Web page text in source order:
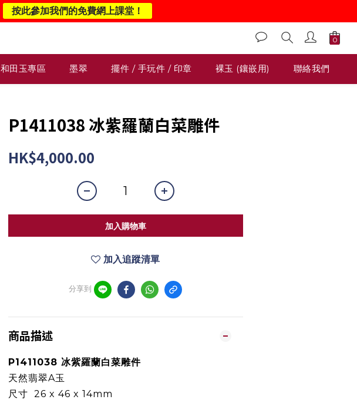
和田玉專區 墨翠 擺件 / 手玩件 / 印章 裸玉 (鑲嵌用) 聯絡我們
P1411038 冰紫羅蘭白菜雕件
HK$4,000.00
加入購物車
加入追蹤清單
分享到
商品描述
P1411038 冰紫羅蘭白菜雕件
天然翡翠A玉
尺寸 26 x 46 x 14mm
按此參加我們的免費網上課堂！